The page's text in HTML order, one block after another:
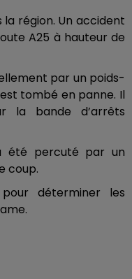
région. Un accident
A25 à hauteur de
par un poids-
tombé en panne. Il
la bande d’arrêts
été percuté par un
coup.
déterminer les